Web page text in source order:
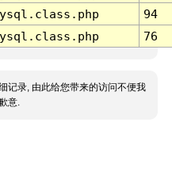
94
76
记录, 由此给您带来的访问不便我
意.